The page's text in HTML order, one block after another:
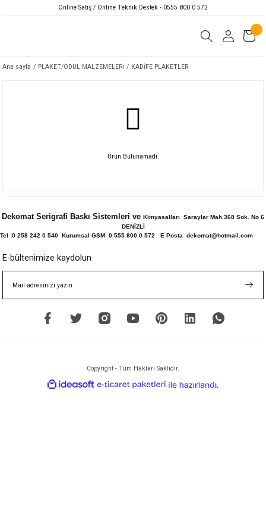
Online Satış / Online Teknik Destek - 0555 800 0 572
Ana sayfa PLAKET/ÖDÜL MALZEMELERİ KADİFE PLAKETLER
Ürün Bulunamadı.
Dekomat Serigrafi Baskı Sistemleri ve Kimyasalları Saraylar Mah.368 Sok. No 6
DENİZLİ
Tel :0 258 242 0 540 Kurumsal GSM 0 555 800 0 572 E Posta dekomat@hotmail.com
E-bültenimize kaydolun
Copyright - Tüm Hakları Saklıdır.
ideasoft
e-